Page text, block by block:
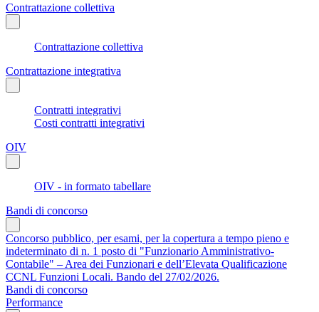
Contrattazione collettiva
Contrattazione collettiva
Contrattazione integrativa
Contratti integrativi
Costi contratti integrativi
OIV
OIV - in formato tabellare
Bandi di concorso
Concorso pubblico, per esami, per la copertura a tempo pieno e
indeterminato di n. 1 posto di "Funzionario Amministrativo-
Contabile" – Area dei Funzionari e dell’Elevata Qualificazione
CCNL Funzioni Locali. Bando del 27/02/2026.
Bandi di concorso
Performance